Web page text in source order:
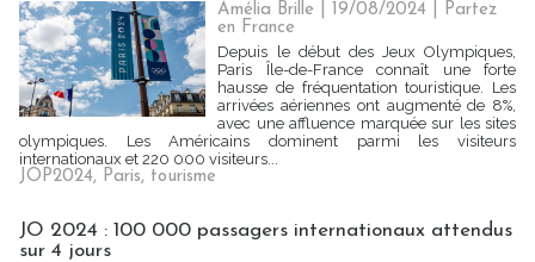
Amélia Brille | 19/08/2024
Partez
en France
Depuis le début des Jeux Olympiques,
Paris Île-de-France connaît une forte
hausse de fréquentation touristique. Les
arrivées aériennes ont augmenté de 8%,
avec une affluence marquée sur les sites
olympiques. Les Américains dominent parmi les visiteurs
internationaux et 220 000 visiteurs...
JOP2024, Paris, tourisme
JO 2024 : 100 000 passagers internationaux attendus
sur 4 jours